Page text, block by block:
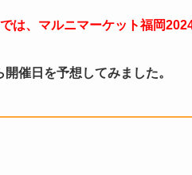
は、マルニマーケット福岡
催日を予想してみました。